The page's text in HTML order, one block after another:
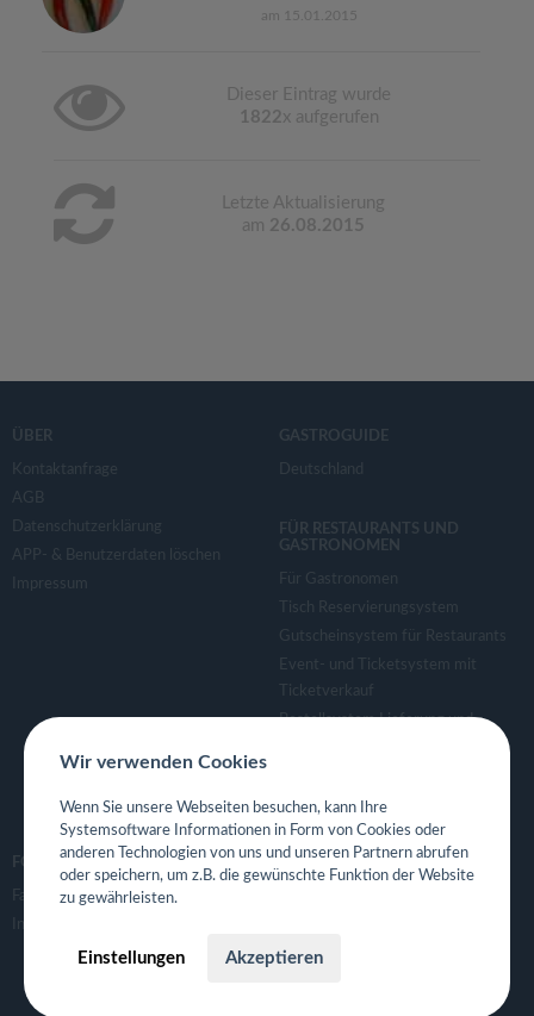
am 15.01.2015
Dieser Eintrag wurde
1822x aufgerufen
Letzte Aktualisierung
am 26.08.2015
ÜBER
Kontaktanfrage
AGB
Datenschutzerklärung
APP- & Benutzerdaten löschen
Impressum
GASTROGUIDE
Deutschland
FÜR RESTAURANTS UND
GASTRONOMEN
Für Gastronomen
Tisch Reservierungsystem
Gutscheinsystem für Restaurants
Event- und Ticketsystem mit
Ticketverkauf
Bestellsystem Lieferung und
Eigene App für Restaurant
FOLGE UNS
Facebook
Instagram
Wir verwenden Cookies
Wenn Sie unsere Webseiten besuchen, kann Ihre
Systemsoftware Informationen in Form von Cookies oder
anderen Technologien von uns und unseren Partnern abrufen
oder speichern, um z.B. die gewünschte Funktion der Website
zu gewährleisten.
Einstellungen Akzeptieren